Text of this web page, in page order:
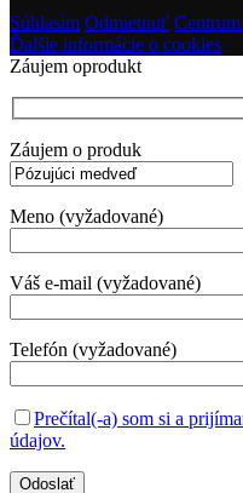
Súhlasím Odmietnuť
Ďalšie informácie o cookies
Záujem oprodukt
Záujem o produk
Meno (vyžadované)
Váš e-mail (vyžadované)
Telefón (vyžadované)
Prečítal(-a) som si a
údajov.